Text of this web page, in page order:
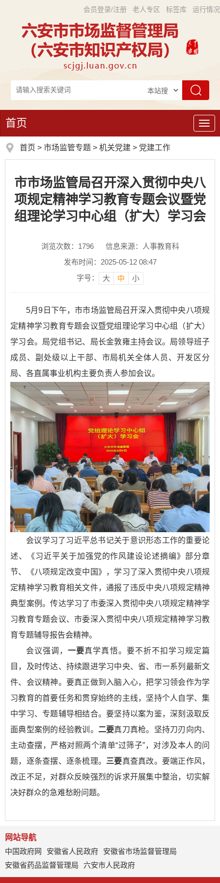
会员登录/注册 老人专区 标签库 运行情况
导
航
首页
首页 > 市场监管专题 > 机关党建 > 党建工作
市市场监管局召开深入贯彻中央八
项规定精神学习教育专题会议暨党
组理论学习中心组（扩大）学习会
浏览次数： 1796
信息来源：人事教育科
发布时间：2025-05-12 08:47
字号：
大 中 小
5月9日下午，市市场监管局召开深入贯彻中央八项规
定精神学习教育专题会议暨党组理论学习中心组（扩大）
学习会。局党组书记、局长金敦雍主持会议。局领导班子
成员、副处级以上干部、市局机关全体人员、开发区分
局、各直属事业机构主要负责人参加会议。
会议学习了习近平总书记关于意识形态工作的重要论
述、《习近平关于加强党的作风建设论述摘编》部分章
节、《八项规定改变中国》，学习了深入贯彻中央八项规
定精神学习教育相关文件，通报了违反中央八项规定精神
典型案例。传达学习了市委深入贯彻中央八项规定精神学
习教育专题会议、市委深入贯彻中央八项规定精神学习教
育专题辅导报告会精神。
会议强调，一要真学真悟。要不折不扣学习规定篇
目，及时传达、持续跟进学习中央、省、市一系列最新文
件、会议精神。要真正做到入脑入心，把学习领会作为学
习教育的首要任务和贯穿始终的主线，坚持个人自学、集
中学习、专题辅导相结合。要坚持以案为鉴，深刻汲取反
面典型案例的经验教训。 二要真刀真枪。坚持刀刃向内、
主动查摆，严格对照两个清单“过筛子”，对涉及本人的问
题，逐条查摆、逐条梳理。 三要真查真改。要端正作风，
改正不足，对群众反映强烈的诉求开展集中整治，切实解
决好群众的急难愁盼问题。
网站导航
中国政府网
安徽省人民政府
安徽省市场监督管理局
安徽省药品监督管理局
六安市人民政府